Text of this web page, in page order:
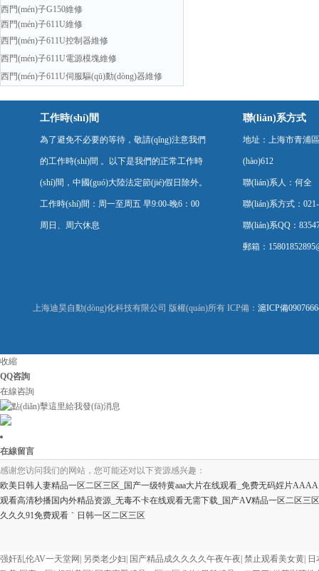
西門(mén)子G150維修
西門(mén)子611U維修
西門(mén)子611U控制器維修
西門(mén)子611U電源模塊維修
西門(mén)子611U伺服驅(qū)動(dòng)器維修
工作時(shí)間
為了避免不必要的等待，敬請(qǐng)注意我們
的工作時(shí)間 。以下是我們的正常工作時
(shí)間，中國(guó)大陸法定節(jié)假日除外。
工作時(shí)間：周一至周五 早9:00-晚6：00
周日、周六休息
聯(lián)系方式
地址：上海市青浦
(hào)612
聯(lián)系人：何全
聯(lián)系方式：
聯(lián)系QQ：
郵箱：
上海迪昊自動(dòng)化科技有限公司 版權(quán)所有 ICP備： 滬ICP備
收縮
QQ咨詢
在線咨詢
在線留言
感谢您访问我们的网站，您可能还对以下资源感兴趣：
欧美日韩人妻精品一区二区三区_国产一级特黄aaa大片在线观看_免费无码婬片
观看高清秒播国内外精品资源_无毒不卡在线观看无需下载_国产AⅤ精品一区二区三
久久久91免费观看｀日韩一区二区三区
精品人妻无码一区二区三区狼群 一级二级久久久久 国产乱淫视频久久久久 久久黄
强奸乱伦AV一天堂网 另类老少妇 国产精品成久久久久午夜午夜 禁止观看美女黄 日